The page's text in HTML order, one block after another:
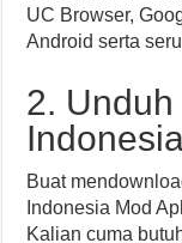
UC Browser,
Android serta
2. Unduh
Buat
Indonesia Mod
Kalian cuma